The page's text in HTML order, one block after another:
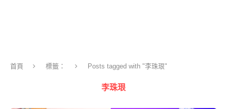
首頁 標籤： Posts tagged with "李珠珢"
李珠珢